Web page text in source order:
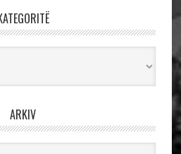
ARKIV